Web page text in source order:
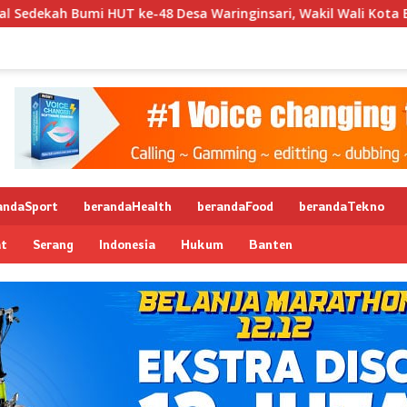
Desa Waringinsari, Wakil Wali Kota Banjar Dorong
berandaHealth berandaFood berandaTekno
Serang Indonesia Hukum Banten